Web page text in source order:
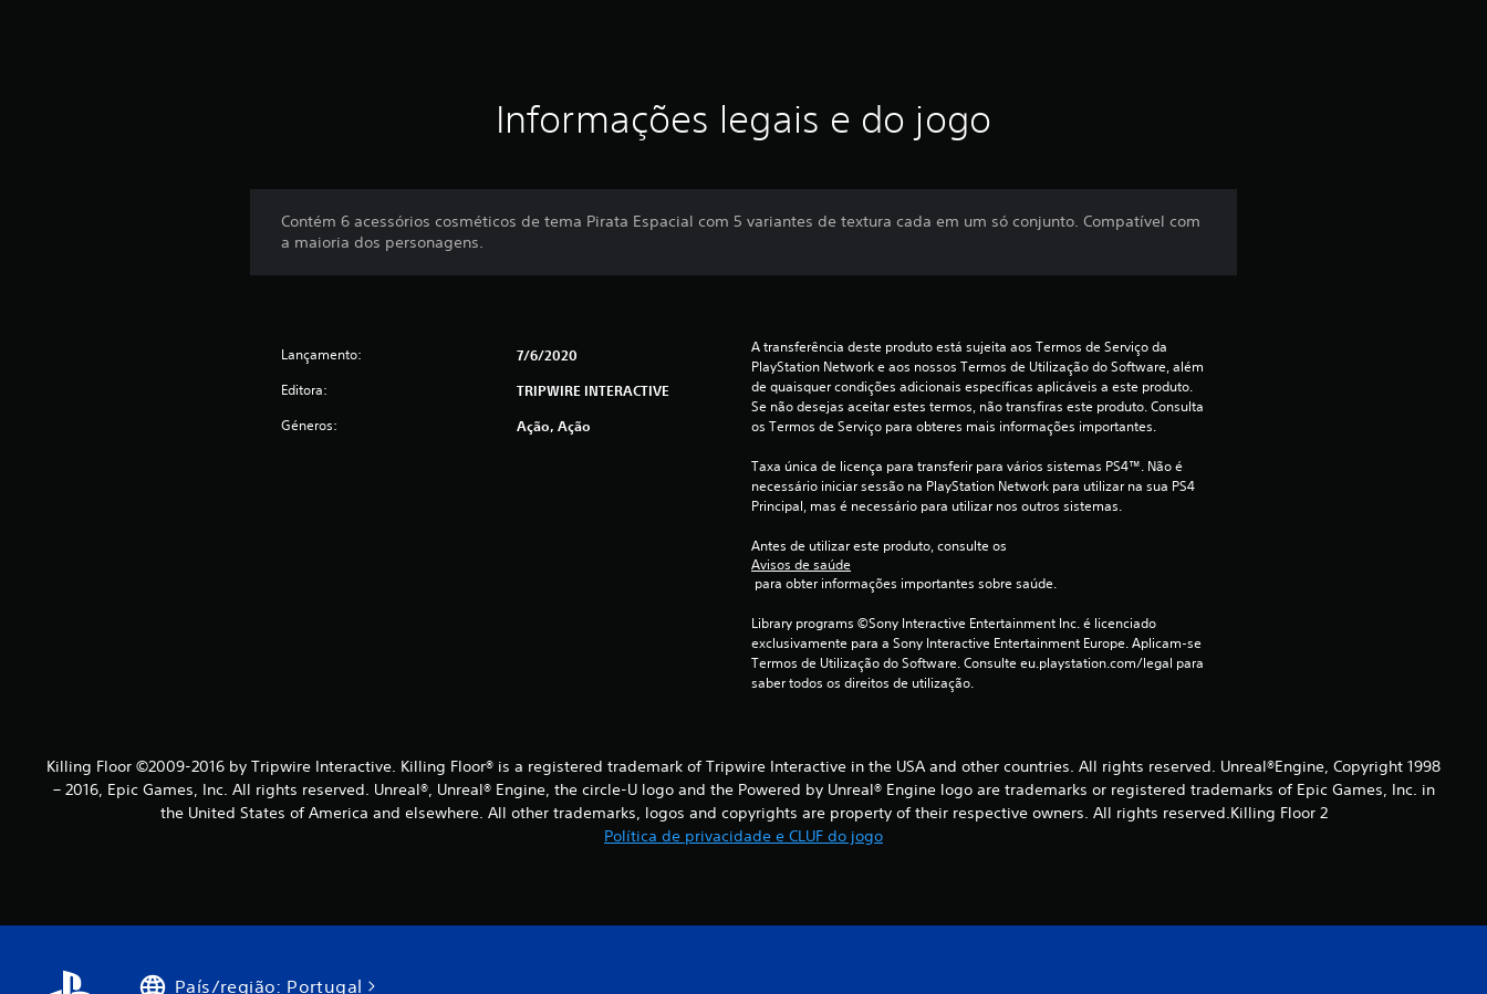
Informações legais e do jogo
Contém 6 acessórios cosméticos de tema Pirata Espacial com 5 variantes de textura cada em um só conjunto. Compatível com
a maioria dos personagens.
Lançamento: 7/6/2020
Editora: TRIPWIRE INTERACTIVE
Géneros: Ação, Ação
A transferência deste produto está sujeita aos Termos de Serviço da
PlayStation Network e aos nossos Termos de Utilização do Software, além
de quaisquer condições adicionais específicas aplicáveis a este produto.
Se não desejas aceitar estes termos, não transfiras este produto. Consulta
os Termos de Serviço para obteres mais informações importantes.
Taxa única de licença para transferir para vários sistemas PS4™. Não é
necessário iniciar sessão na PlayStation Network para utilizar na sua PS4
Principal, mas é necessário para utilizar nos outros sistemas.
Antes de utilizar este produto, consulte os
Avisos de saúde
para obter informações importantes sobre saúde.
Library programs ©Sony Interactive Entertainment Inc. é licenciado
exclusivamente para a Sony Interactive Entertainment Europe. Aplicam-se
Termos de Utilização do Software. Consulte eu.playstation.com/legal para
saber todos os direitos de utilização.
Killing Floor ©2009-2016 by Tripwire Interactive. Killing Floor® is a registered trademark of Tripwire Interactive in the USA and other countries. All rights reserved. Unreal®Engine, Copyright 1998
– 2016, Epic Games, Inc. All rights reserved. Unreal®, Unreal® Engine, the circle-U logo and the Powered by Unreal® Engine logo are trade­marks or registered trademarks of Epic Games, Inc. in
the United States of America and elsewhere. All other trademarks, logos and copyrights are property of their respective owners. All rights reserved.Killing Floor 2
Política de privacidade e CLUF do jogo
País/região: Portugal